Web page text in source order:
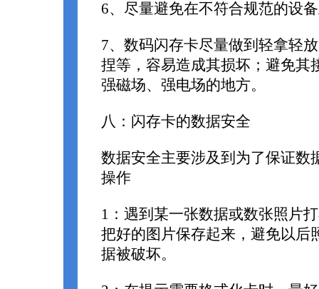
6、尽量避免在不符合规范的设
7、数码闪存卡尽量做到轻拿轻
捏等，容易造成其损坏；避免其
强磁场、强电场的地方。
八：闪存卡的数据安全
数据安全主要涉及到为了保证数
操作
1：遇到某一张数据或数张照片
把好的图片保存起来，避免以后
据被破坏。